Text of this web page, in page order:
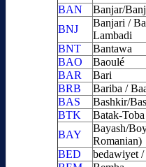
BAN
Banjar/
BNJ
Banjari /
Lambadi
BNT
Bantawa
BAO
Baoulé
BAR
Bari
BRB
Bariba /
BAS
Bashkir/
BTK
Batak-Toba
BAY
Bayash/
Romanian)
BED
bedawiyet